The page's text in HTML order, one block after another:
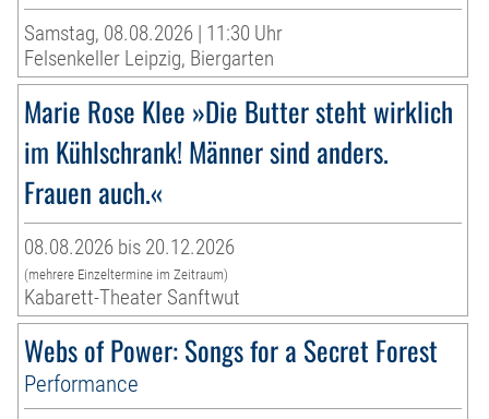
Samstag, 08.08.2026 | 11:30 Uhr
Felsenkeller Leipzig, Biergarten
Marie Rose Klee »Die Butter steht wirklich
im Kühlschrank! Männer sind anders.
Frauen auch.«
08.08.2026 bis 20.12.2026
(mehrere Einzeltermine im Zeitraum)
Kabarett-Theater Sanftwut
Webs of Power: Songs for a Secret Forest
Performance